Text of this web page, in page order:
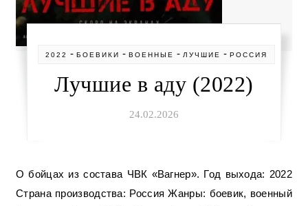
2022 -БОЕВИКИ -ВОЕННЫЕ - ЛУЧШИЕ -РОССИЯ
Лучшие в аду (2022)
24.02.2026
О бойцах из состава ЧВК «Вагнер». Год выхода: 2022
Страна производства: Россия Жанры: боевик, военный